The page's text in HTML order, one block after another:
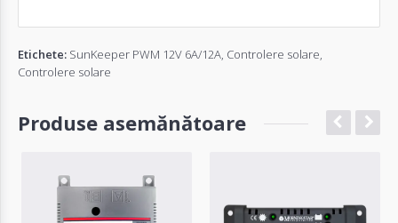
Etichete: SunKeeper PWM 12V 6A/12A Controlere solare
Controlere solare
Produse asemănătoare